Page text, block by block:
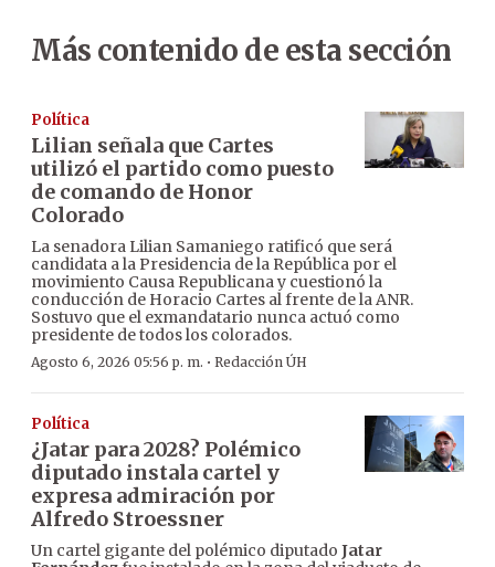
Más contenido de esta sección
Política
Lilian señala que Cartes
utilizó el partido como puesto
de comando de Honor
Colorado
La senadora Lilian Samaniego ratificó que será
candidata a la Presidencia de la República por el
movimiento Causa Republicana y cuestionó la
conducción de Horacio Cartes al frente de la ANR.
Sostuvo que el exmandatario nunca actuó como
presidente de todos los colorados.
Agosto 6, 2026 05:56 p. m. · Redacción ÚH
Política
¿Jatar para 2028? Polémico
diputado instala cartel y
expresa admiración por
Alfredo Stroessner
Un cartel gigante del polémico diputado Jatar